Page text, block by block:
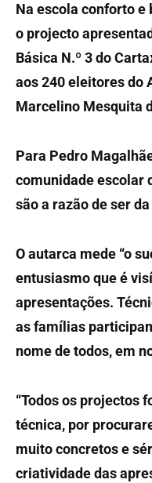
Na escola conforto
o projecto
Básica N.º 3 do
aos 240 eleitores do
Marcelino Mesquita
Para Pedro
comunidade escolar
são a razão de ser
O autarca mede “o
entusiasmo que é
apresentações.
as famílias
nome de todos, em
“Todos os projectos
técnica, por
muito concretos e
criatividade das